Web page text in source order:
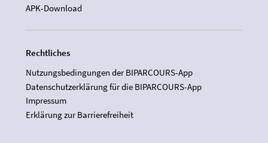
APK-Download
Rechtliches
Nutzungsbedingungen der BIPARCOURS-App
Datenschutzerklärung für die BIPARCOURS-App
Impressum
Erklärung zur Barrierefreiheit